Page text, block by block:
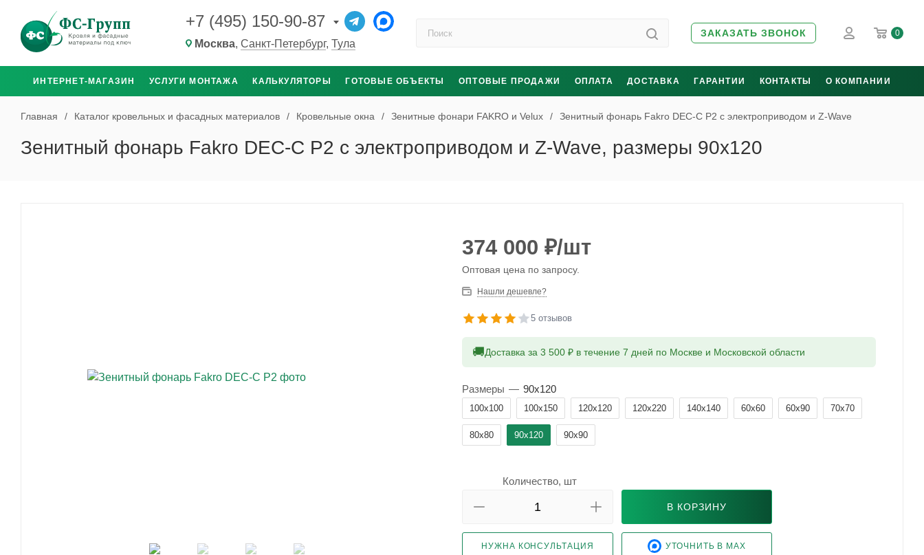
+7 (495) 150-90-87
Москва, Санкт-Петербург, Тула
ЗАКАЗАТЬ ЗВОНОК 0
ИНТЕРНЕТ-МАГАЗИН УСЛУГИ МОНТАЖА КАЛЬКУЛЯТОРЫ ГОТОВЫЕ ОБЪЕКТЫ ОПТОВЫЕ ПРОДАЖИ ОПЛАТА ДОСТАВКА ГАРАНТИИ КОНТАКТЫ О КОМПАНИИ
Главная / Каталог кровельных и фасадных материалов / Кровельные окна / Зенитные фонари FAKRO и Velux / Зенитный фонарь Fakro DEC-C P2 с электроприводом и Z-Wave
Зенитный фонарь Fakro DEC-C P2 с электроприводом и Z-Wave, размеры 90x120
374 000 ₽/шт
Оптовая цена по запросу.
Нашли дешевле?
5 отзывов
🚚Доставка за 3 500 ₽ в течение 7 дней по Москве и Московской области
Размеры — 90x120
100x100 100x150 120x120 120x220 140x140 60x60 60x90 70x70
80x80 90x120 90x90
Количество, шт
В КОРЗИНУ
НУЖНА КОНСУЛЬТАЦИЯ УТОЧНИТЬ В MAX